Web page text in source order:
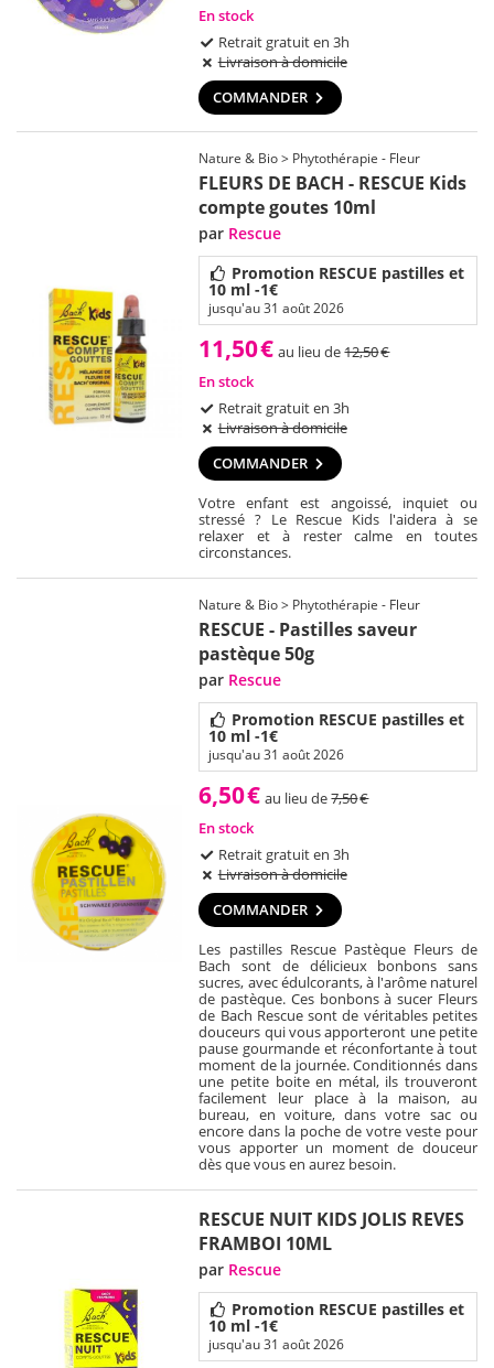
En stock
Retrait gratuit en 3h
Livraison à domicile
COMMANDER
Nature & Bio > Phytothérapie - Fleur
FLEURS DE BACH - RESCUE Kids
compte goutes 10ml
par Rescue
Promotion RESCUE pastilles et
10 ml -1€
jusqu'au 31 août 2026
11,50€ au lieu de12,50€
En stock
Retrait gratuit en 3h
Livraison à domicile
COMMANDER
Votre enfant est angoissé, inquiet ou
stressé ? Le Rescue Kids l'aidera à se
relaxer et à rester calme en toutes
circonstances.
Nature & Bio > Phytothérapie - Fleur
RESCUE - Pastilles saveur
pastèque 50g
par Rescue
Promotion RESCUE pastilles et
10 ml -1€
jusqu'au 31 août 2026
6,50€ au lieu de7,50€
En stock
Retrait gratuit en 3h
Livraison à domicile
COMMANDER
Les pastilles Rescue Pastèque Fleurs de
Bach sont de délicieux bonbons sans
sucres, avec édulcorants, à l'arôme naturel
de pastèque. Ces bonbons à sucer Fleurs
de Bach Rescue sont de véritables petites
douceurs qui vous apporteront une petite
pause gourmande et réconfortante à tout
moment de la journée. Conditionnés dans
une petite boite en métal, ils trouveront
facilement leur place à la maison, au
bureau, en voiture, dans votre sac ou
encore dans la poche de votre veste pour
vous apporter un moment de douceur
dès que vous en aurez besoin.
RESCUE NUIT KIDS JOLIS REVES
FRAMBOI 10ML
par Rescue
Promotion RESCUE pastilles et
10 ml -1€
jusqu'au 31 août 2026